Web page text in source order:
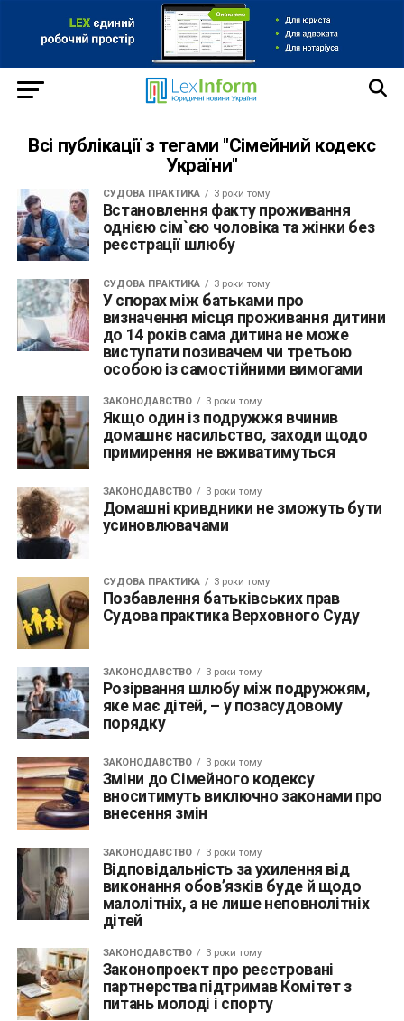
Всі публікації з тегами "Сімейний кодекс
України"
СУДОВА ПРАКТИКА 3 роки тому
Встановлення факту проживання
однією сім`єю чоловіка та жінки без
реєстрації шлюбу
СУДОВА ПРАКТИКА 3 роки тому
У спорах між батьками про
визначення місця проживання дитини
до 14 років сама дитина не може
виступати позивачем чи третьою
особою із самостійними вимогами
ЗАКОНОДАВСТВО 3 роки тому
Якщо один із подружжя вчинив
домашнє насильство, заходи щодо
примирення не вживатимуться
ЗАКОНОДАВСТВО 3 роки тому
Домашні кривдники не зможуть бути
усиновлювачами
СУДОВА ПРАКТИКА 3 роки тому
Позбавлення батьківських прав
Cудова практика Верховного Cуду
ЗАКОНОДАВСТВО 3 роки тому
Розірвання шлюбу між подружжям,
яке має дітей, – у позасудовому
порядку
ЗАКОНОДАВСТВО 3 роки тому
Зміни до Сімейного кодексу
вноситимуть виключно законами про
внесення змін
ЗАКОНОДАВСТВО 3 роки тому
Відповідальність за ухилення від
виконання обов’язків буде й щодо
малолітніх, а не лише неповнолітніх
дітей
ЗАКОНОДАВСТВО 3 роки тому
Законопроект про реєстровані
партнерства підтримав Комітет з
питань молоді і спорту